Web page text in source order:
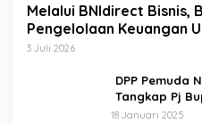
Melalui BNIdirect Bisnis,
Pengelolaan Keuangan
3 Juli 2026
DPP Pemuda
Tangkap Pj
Penganiaya
18 Januari 2025